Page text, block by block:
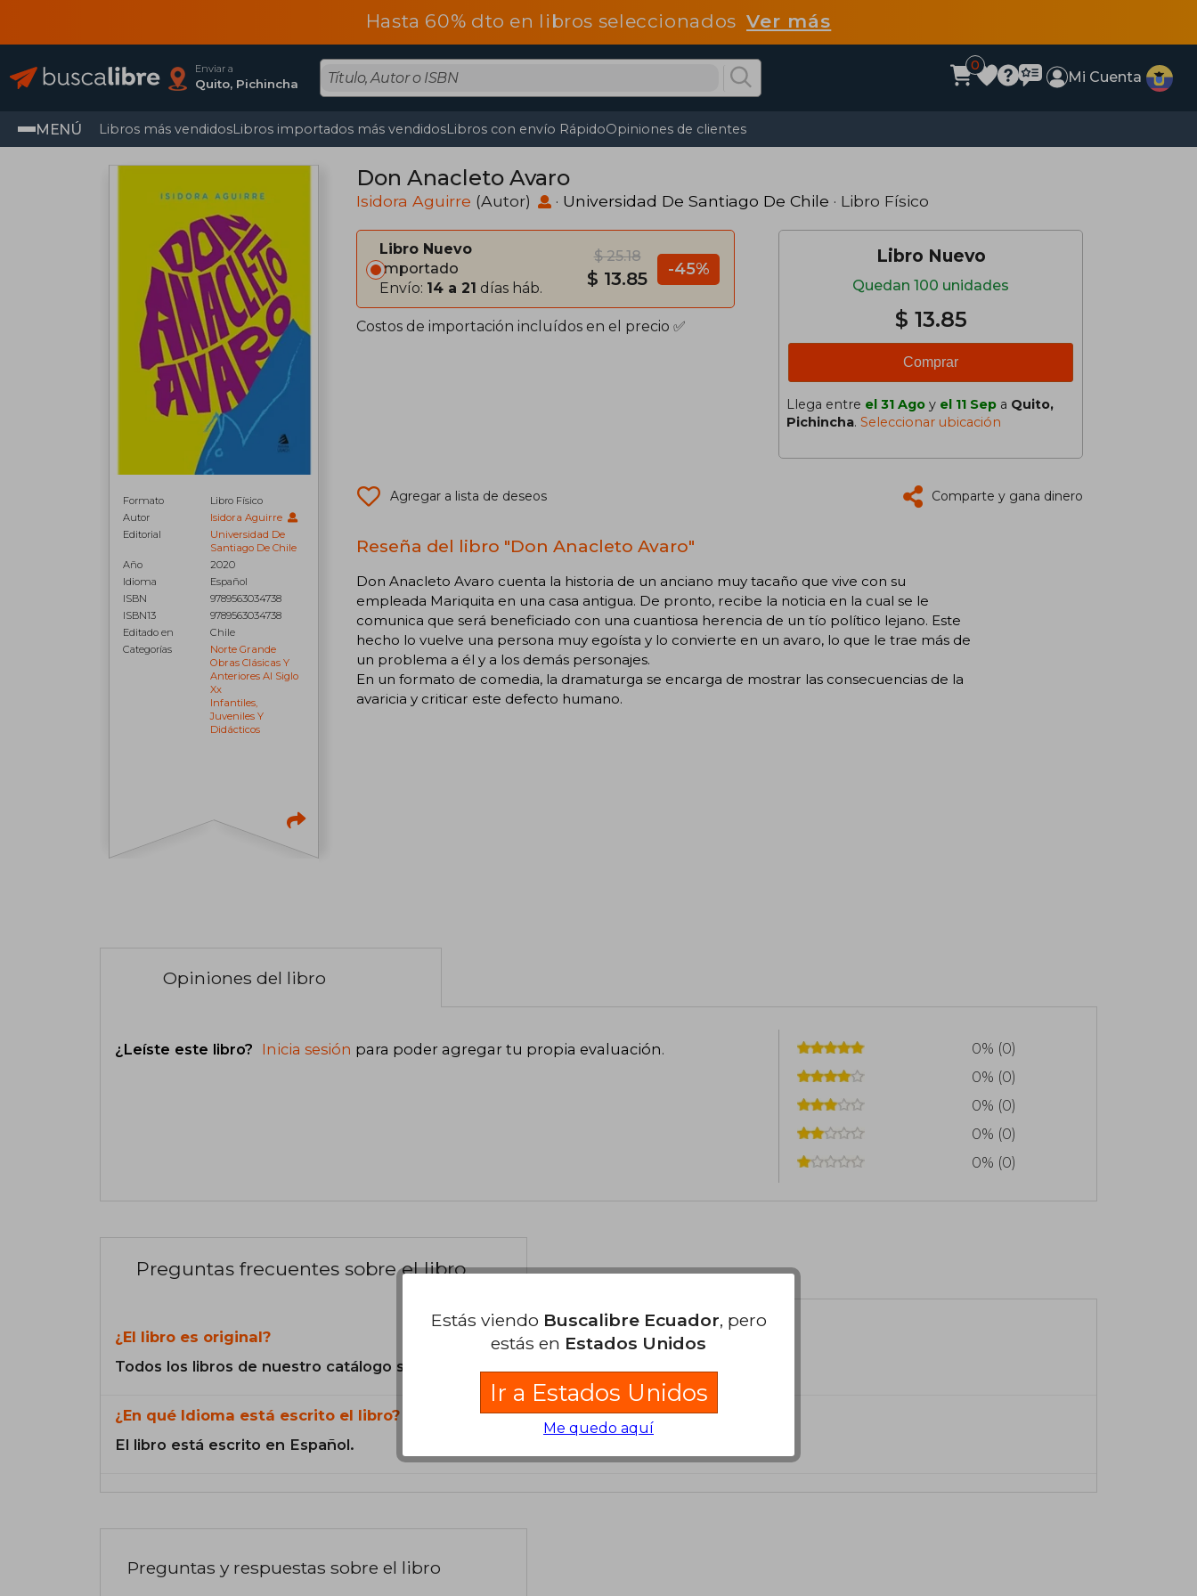
Hasta 60% dto en libros seleccionadosVer más
Enviar a
Quito, Pichincha
0
Mi Cuenta
MENÚ Libros más vendidosLibros importados más vendidosLibros con envío RápidoOpiniones de clientes
Formato
Libro Físico
Autor
Isidora Aguirre
Editorial
Universidad De
Santiago De Chile
Año
2020
Idioma
Español
ISBN
9789563034738
ISBN13
9789563034738
Editado en
Chile
Categorías
Norte Grande
Obras Clásicas Y
Anteriores Al Siglo
Xx
Infantiles,
Juveniles Y
Didácticos
Don Anacleto Avaro
Isidora Aguirre (Autor) · Universidad De Santiago De Chile · Libro Físico
Libro Nuevo
Importado
Envío: 14 a 21 días háb.
$ 25.18
$ 13.85 -45%
Costos de importación incluídos en el precio ✅
Libro Nuevo
Quedan 100 unidades
$ 13.85
Comprar
Llega entre el 31 Ago y el 11 Sep a Quito,
Pichincha. Seleccionar ubicación
Agregar a lista de deseos Comparte y gana dinero
Reseña del libro "Don Anacleto Avaro"
Don Anacleto Avaro cuenta la historia de un anciano muy tacaño que vive con su
empleada Mariquita en una casa antigua. De pronto, recibe la noticia en la cual se le
comunica que será beneficiado con una cuantiosa herencia de un tío político lejano. Este
hecho lo vuelve una persona muy egoísta y lo convierte en un avaro, lo que le trae más de
un problema a él y a los demás personajes.
En un formato de comedia, la dramaturga se encarga de mostrar las consecuencias de la
avaricia y criticar este defecto humano.
Opiniones del libro
¿Leíste este libro? Inicia sesión para poder agregar tu propia evaluación.
0% (0)
0% (0)
0% (0)
0% (0)
0% (0)
Preguntas frecuentes sobre el libro
¿El libro es original?
Todos los libros de nuestro catálogo son Originales.
¿En qué Idioma está escrito el libro?
El libro está escrito en Español.
Preguntas y respuestas sobre el libro
Estás viendo Buscalibre Ecuador, pero
estás en Estados Unidos
Ir a Estados Unidos
Me quedo aquí